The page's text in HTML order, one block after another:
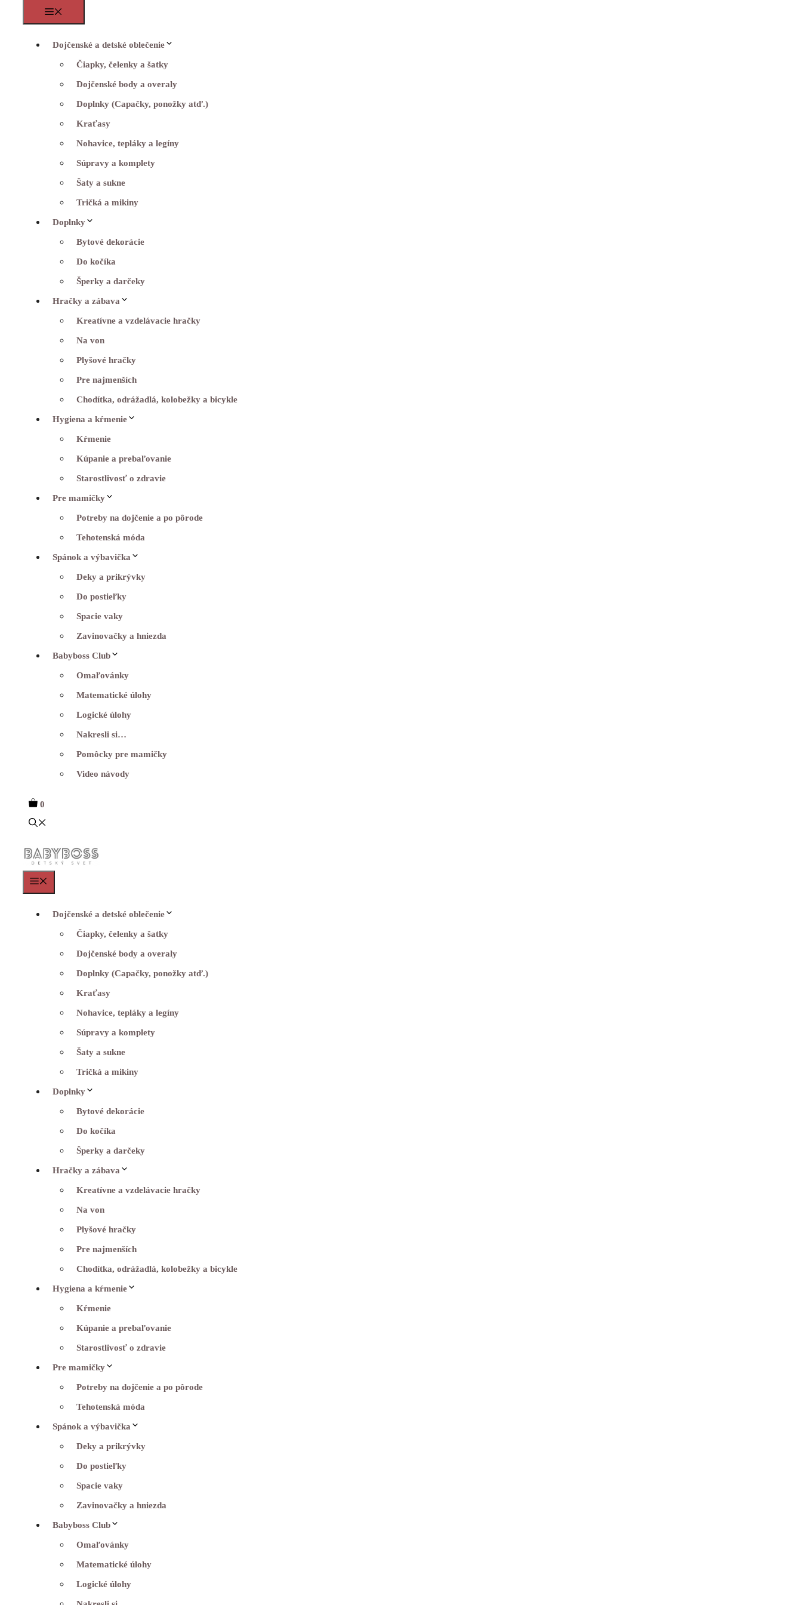
Dojčenské a detské oblečenie
Čiapky, čelenky a šatky
Dojčenské body a overaly
Doplnky (Capačky, ponožky atď.)
Kraťasy
Nohavice, tepláky a legíny
Súpravy a komplety
Šaty a sukne
Tričká a mikiny
Doplnky
Bytové dekorácie
Do kočíka
Šperky a darčeky
Hračky a zábava
Kreatívne a vzdelávacie hračky
Na von
Plyšové hračky
Pre najmenších
Chodítka, odrážadlá, kolobežky a bicykle
Hygiena a kŕmenie
Kŕmenie
Kúpanie a prebaľovanie
Starostlivosť o zdravie
Pre mamičky
Potreby na dojčenie a po pôrode
Tehotenská móda
Spánok a výbavička
Deky a prikrývky
Do postieľky
Spacie vaky
Zavinovačky a hniezda
Babyboss Club
Omaľovánky
Matematické úlohy
Logické úlohy
Nakresli si…
Pomôcky pre mamičky
Video návody
0
Dojčenské a detské oblečenie
Čiapky, čelenky a šatky
Dojčenské body a overaly
Doplnky (Capačky, ponožky atď.)
Kraťasy
Nohavice, tepláky a legíny
Súpravy a komplety
Šaty a sukne
Tričká a mikiny
Doplnky
Bytové dekorácie
Do kočíka
Šperky a darčeky
Hračky a zábava
Kreatívne a vzdelávacie hračky
Na von
Plyšové hračky
Pre najmenších
Chodítka, odrážadlá, kolobežky a bicykle
Hygiena a kŕmenie
Kŕmenie
Kúpanie a prebaľovanie
Starostlivosť o zdravie
Pre mamičky
Potreby na dojčenie a po pôrode
Tehotenská móda
Spánok a výbavička
Deky a prikrývky
Do postieľky
Spacie vaky
Zavinovačky a hniezda
Babyboss Club
Omaľovánky
Matematické úlohy
Logické úlohy